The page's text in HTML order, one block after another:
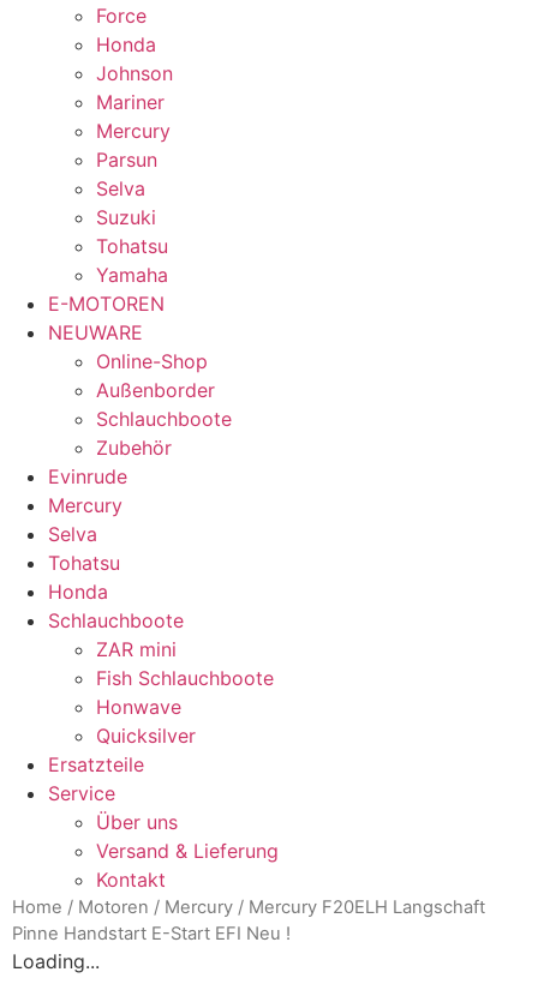
Force
Honda
Johnson
Mariner
Mercury
Parsun
Selva
Suzuki
Tohatsu
Yamaha
E-MOTOREN
NEUWARE
Online-Shop
Außenborder
Schlauchboote
Zubehör
Evinrude
Mercury
Selva
Tohatsu
Honda
Schlauchboote
ZAR mini
Fish Schlauchboote
Honwave
Quicksilver
Ersatzteile
Service
Über uns
Versand & Lieferung
Kontakt
Home / Motoren / Mercury / Mercury F20ELH Langschaft
Pinne Handstart E-Start EFI Neu !
Loading...